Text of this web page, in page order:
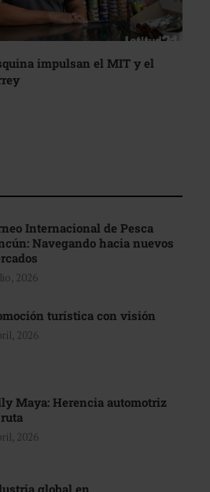
impulsan el MIT y el
Internacional de Pesca
Navegando hacia nuevos
2026
turística con visión
2026
Maya: Herencia automotriz
2026